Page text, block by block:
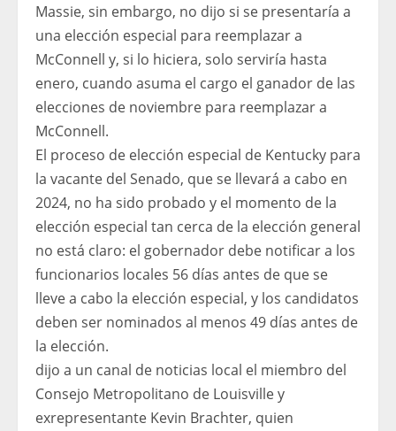
Massie, sin embargo, no dijo si se presentaría a
una elección especial para reemplazar a
McConnell y, si lo hiciera, solo serviría hasta
enero, cuando asuma el cargo el ganador de las
elecciones de noviembre para reemplazar a
McConnell.
El proceso de elección especial de Kentucky para
la vacante del Senado, que se llevará a cabo en
2024, no ha sido probado y el momento de la
elección especial tan cerca de la elección general
no está claro: el gobernador debe notificar a los
funcionarios locales 56 días antes de que se
lleve a cabo la elección especial, y los candidatos
deben ser nominados al menos 49 días antes de
la elección.
dijo a un canal de noticias local el miembro del
Consejo Metropolitano de Louisville y
exrepresentante Kevin Brachter, quien